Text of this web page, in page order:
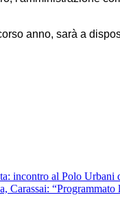
anno, sarà a
incontro al Polo Urbani
Carassai: